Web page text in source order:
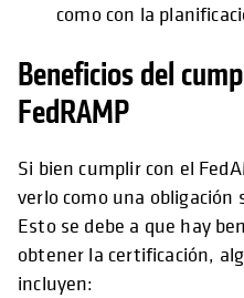
como con la
Beneficios del
FedRAMP
Si bien cumplir con el
verlo como una obligación
Esto se debe a que hay
obtener la certificación,
incluyen: